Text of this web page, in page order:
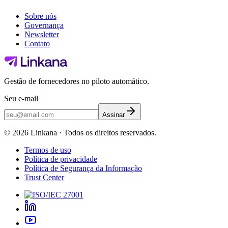
Sobre nós
Governança
Newsletter
Contato
Gestão de fornecedores no piloto automático.
Seu e-mail
Assinar
© 2026 Linkana · Todos os direitos reservados.
Termos de uso
Política de privacidade
Política de Segurança da Informação
Trust Center